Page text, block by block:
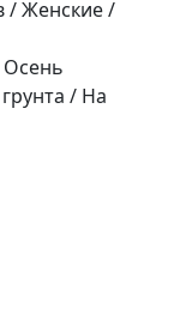
/ Женские /
/ На